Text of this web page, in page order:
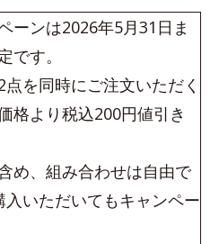
ーンは2026年5月31日ま
です。
を同時にご注文いただく
格より税込200円値引き
め、組み合わせは自由で
いただいてもキャンペー